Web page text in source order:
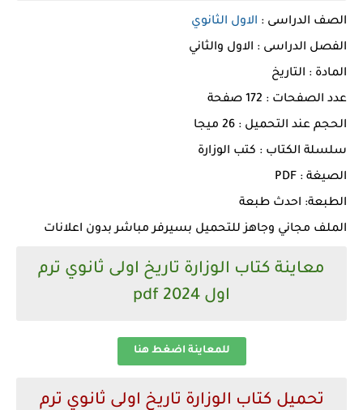
الصف الدراسى : الاول الثانوي
الفصل الدراسى : الاول والثاني
المادة : التاريخ
عدد الصفحات : 172 صفحة
الحجم عند التحميل : 26 ميجا
سلسلة الكتاب : كتب الوزارة
الصيغة : PDF
الطبعة: احدث طبعة
الملف مجاني وجاهز للتحميل بسيرفر مباشر بدون اعلانات
معاينة كتاب الوزارة تاريخ اولى ثانوي ترم
اول 2024 pdf
للمعاينة اضغط هنا
تحميل كتاب الوزارة تاريخ اولى ثانوي ترم